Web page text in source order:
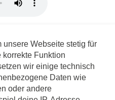
Webseite stetig für
korrekte Funktion
wir einige technisch
Daten wie
oder andere